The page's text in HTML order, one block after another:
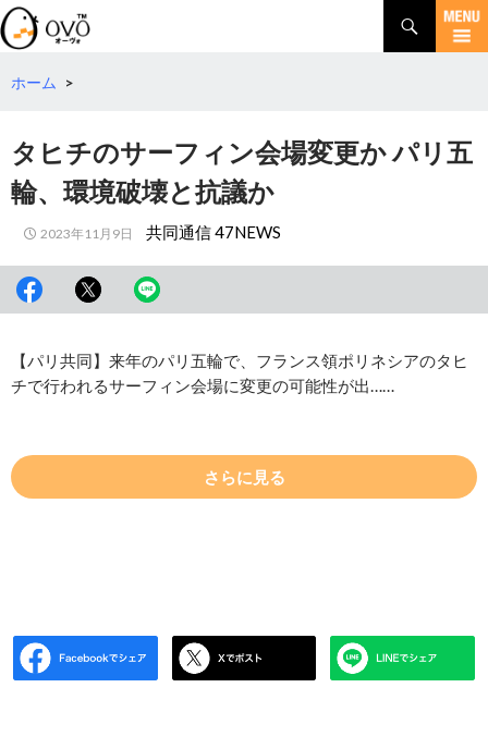
検
索
コ
テ
へ
動
ホーム >
タヒチのサーフィン会場変更か パリ五
輪、環境破壊と抗議か
2023年11月9日 共同通信 47NEWS
【パリ共同】来年のパリ五輪で、フランス領ポリネシアのタヒ
チで行われるサーフィン会場に変更の可能性が出……
さらに見る